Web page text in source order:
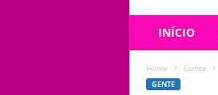
INÍCIO
Home Gente
GENTE